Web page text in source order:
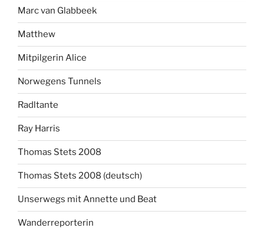
Marc van Glabbeek
Matthew
Mitpilgerin Alice
Norwegens Tunnels
Radltante
Ray Harris
Thomas Stets 2008
Thomas Stets 2008 (deutsch)
Unserwegs mit Annette und Beat
Wanderreporterin